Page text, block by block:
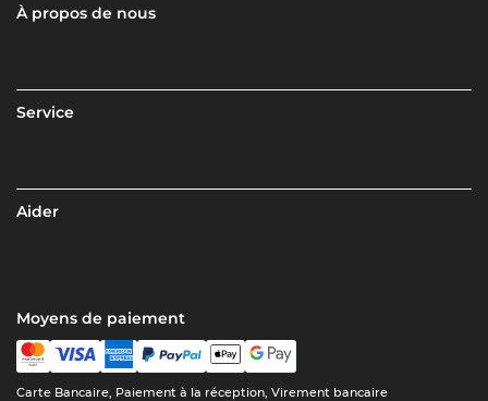
À propos de nous
Service
Aider
Moyens de paiement
Carte Bancaire, Paiement à la réception, Virement bancaire